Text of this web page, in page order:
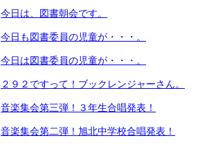
今日は、図書朝会です。
今日も図書委員の児童が・・・。
今日は図書委員の児童が・・・。
２９２ですって！ブックレンジャーさん。
音楽集会第三弾！３年生合唱発表！
音楽集会第二弾！旭北中学校合唱発表！